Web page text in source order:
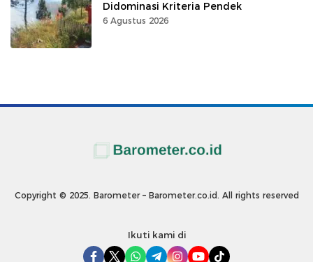
Didominasi Kriteria Pendek
6 Agustus 2026
Copyright © 2025. Barometer – Barometer.co.id. All rights reserved
Ikuti kami di